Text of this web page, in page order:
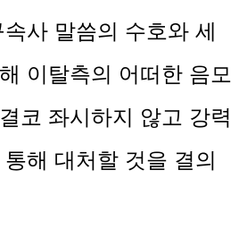
사 말씀의 수호와 세
이탈측의 어떠한 음모
코 좌시하지 않고 강력
해 대처할 것을 결의